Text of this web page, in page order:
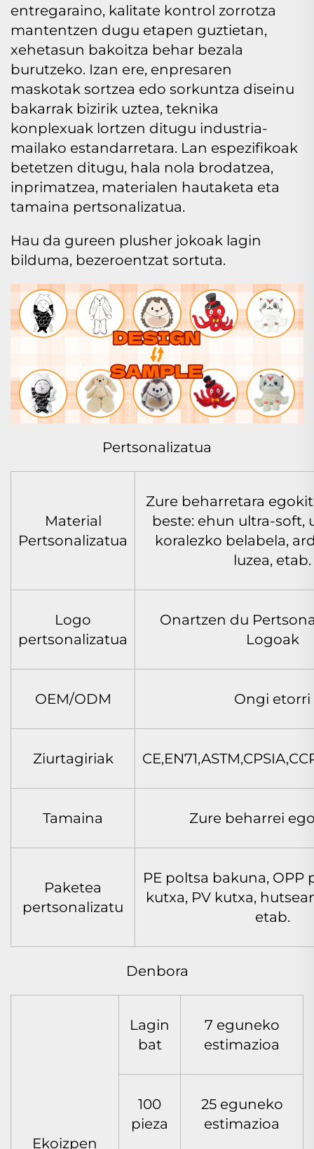
entregaraino, kalitate kontrol zorrotza
mantentzen dugu etapen guztietan,
xehetasun bakoitza behar bezala
burutzeko. Izan ere, enpresaren
maskotak sortzea edo sorkuntza diseinu
bakarrak bizirik uztea, teknika
konplexuak lortzen ditugu industria-
mailako estandarretara. Lan espezifikoak
betetzen ditugu, hala nola brodatzea,
inprimatzea, materialen hautaketa eta
tamaina pertsonalizatua.
Hau da gureen plusher jokoak lagin
bilduma, bezeroentzat sortuta.
Pertsonalizatua
Material
Pertsonalizatua
Zure beharretara
beste: ehun ultra-soft,
koralezko belabela,
luzea, etab.
Logo
pertsonalizatua
Onartzen du
Logoak
OEM/ODM Ongi etorri
Ziurtagiriak
Tamaina Zure beharrei
Paketea
pertsonalizatu
PE poltsa bakuna, OPP
kutxa, PV kutxa,
etab.
Denbora
Ekoizpen
Lagin
bat
7 eguneko
estimazioa
100
pieza
25 eguneko
estimazioa